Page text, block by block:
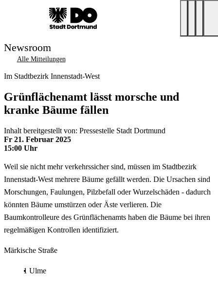
Newsroom
Alle Mitteilungen
Im Stadtbezirk Innenstadt-West
Grünflächenamt lässt morsche und
kranke Bäume fällen
Inhalt bereitgestellt von: Pressestelle Stadt Dortmund
Fr 21. Februar 2025
15:00 Uhr
Weil sie nicht mehr verkehrssicher sind, müssen im Stadtbezirk
Innenstadt-West mehrere Bäume gefällt werden. Die Ursachen sind
Morschungen, Faulungen, Pilzbefall oder Wurzelschäden - dadurch
könnten Bäume umstürzen oder Äste verlieren. Die
Baumkontrolleure des Grünflächenamts haben die Bäume bei ihren
regelmäßigen Kontrollen identifiziert.
Märkische Straße
1 Ulme